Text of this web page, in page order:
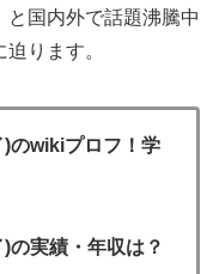
と国内外で話題沸騰中
ります。
のwikiプロフ！学
の実績・年収は？